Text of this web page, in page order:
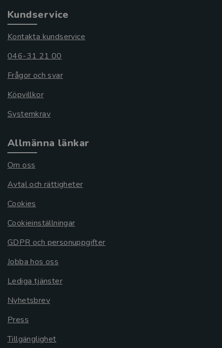
Kundservice
Kontakta kundservice
046-31 21 00
Frågor och svar
Köpvillkor
Systemkrav
Allmänna länkar
Om oss
Avtal och rättigheter
Cookies
Cookieinställningar
GDPR och personuppgifter
Jobba hos oss
Lediga tjänster
Nyhetsbrev
Press
Tillgänglighet